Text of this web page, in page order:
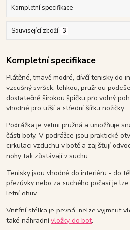
Kompletní specifikace
Související zboží 3
Kompletní specifikace
Plátěné, tmavě modré, dívčí tenisky do
vzdušný svršek, lehkou, pružnou
dostatečně širokou špičku pro volný
vhodné pro užší a střední šířku nožičky.
Podrážka je velmi pružná a umožňuje
části boty. V podrážce jsou praktické
cirkulaci vzduchu v botě a zajišťují
nohy tak zůstávají v suchu.
Tenisky jsou vhodné do interiéru - do
přezůvky nebo za suchého počasí je
letní obuv.
Vnitřní stélka je pevná, nelze vyjmout
také náhradnívložky do bot.